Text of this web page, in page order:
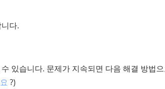
다.
있습니다. 문제가 지속되면 다음 해결 방법
?)